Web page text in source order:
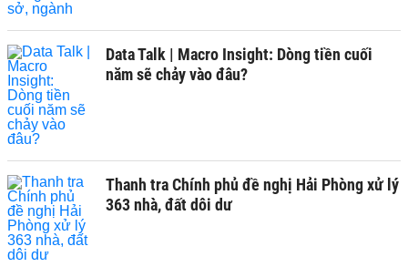
Data Talk | Macro Insight: Dòng tiền cuối
năm sẽ chảy vào đâu?
Thanh tra Chính phủ đề nghị Hải Phòng xử lý
363 nhà, đất dôi dư